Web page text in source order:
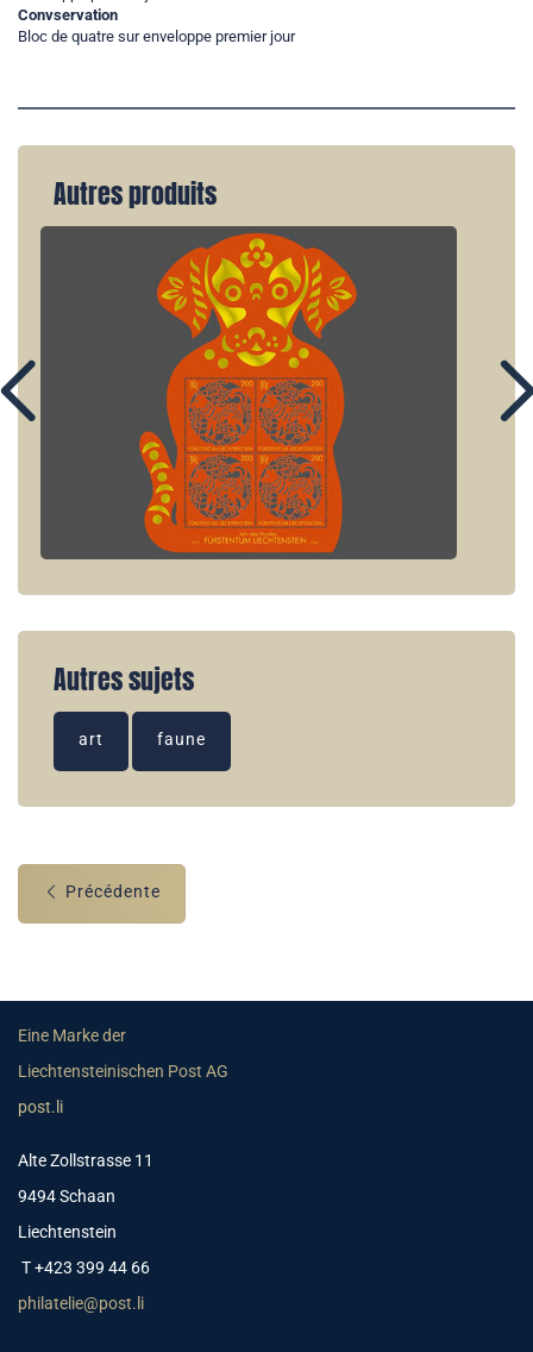
Convservation
Bloc de quatre sur enveloppe premier jour
Autres produits
Autres sujets
art faune
Précédente
Eine Marke der
Liechtensteinischen Post AG
post.li
Alte Zollstrasse 11
9494 Schaan
Liechtenstein
T +423 399 44 66
philatelie@post.li